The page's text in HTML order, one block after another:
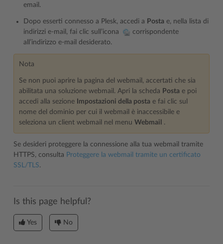
email.
Dopo esserti connesso a Plesk, accedi a Posta e, nella lista di
indirizzi e-mail, fai clic sull’icona
corrispondente
all’indirizzo e-mail desiderato.
Nota
Se non puoi aprire la pagina del webmail, accertati che sia
abilitata una soluzione webmail. Apri la scheda Posta e poi
accedi alla sezione
Impostazioni della posta e fai clic sul
nome del dominio per cui il webmail è inaccessibile e
seleziona un client webmail nel menu Webmail .
Se desideri proteggere la connessione alla tua webmail tramite
HTTPS, consulta Proteggere la webmail tramite un certificato
SSL/TLS.
Is this page helpful?
Yes No